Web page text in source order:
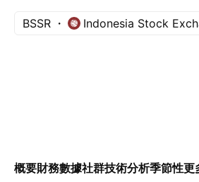
BSSR Indonesia Stock
概要財務數據社群技術分析季節性更